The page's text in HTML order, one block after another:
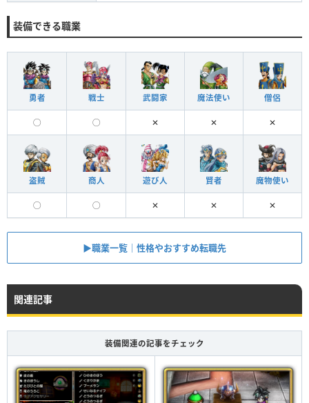
〜落とすモンスターはいません〜
装備できる職業
勇者 戦士 武闘家 魔法使い 僧侶
◯ ◯ ✕ ✕ ✕
盗賊 商人 遊び人 賢者 魔物使い
◯ ◯ ✕ ✕ ✕
▶︎職業一覧｜性格やおすすめ転職先
関連記事
装備関連の記事をチェック